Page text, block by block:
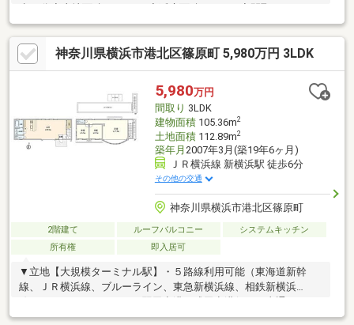
歩20分◇土地面積：64.87㎡◇延床面積：71.2㎡◇間取り：3DK＋
小屋裏収納付◇木造スレート茸2階建◇複数の路線をご利用いた
だけます◇閑静な住宅街に位置し、落ち着いた住環境でゆったり
と暮らせます◇周辺は平坦な地勢のため、毎日の移動が快適です
◇カースペース有（車種による）
神奈川県横浜市港北区篠原町 5,980万円 3LDK
5,980万円
間取り 3LDK
建物面積105.36m2
土地面積112.89m2
築年月 2007年3月(築19年6ヶ月)
ＪＲ横浜線 新横浜駅 徒歩6分
その他の交通
神奈川県横浜市港北区篠原町
2階建て ルーフバルコニー
システムキッチン
所有権
即入居可
▼立地【大規模ターミナル駅】・５路線利用可能（東海道新幹
線、ＪＲ横浜線、ブルーライン、東急新横浜線、相鉄新横浜
運行▼特徴・鉄骨造3LDK住宅・LDK約22帖、対面式キッチンは食